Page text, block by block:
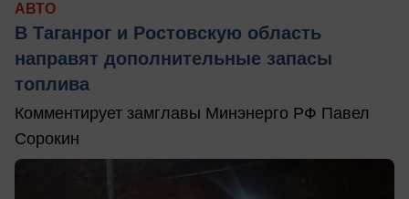
АВТО
В Таганрог и Ростовскую область
направят дополнительные запасы
топлива
Комментирует замглавы Минэнерго РФ Павел
Сорокин